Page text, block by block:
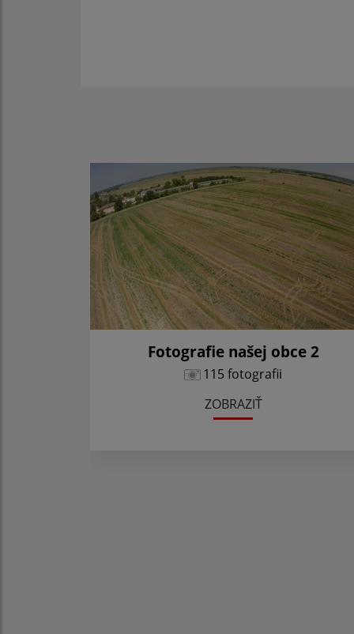
Fotografie našej obce 2
115 fotografii
ZOBRAZIŤ